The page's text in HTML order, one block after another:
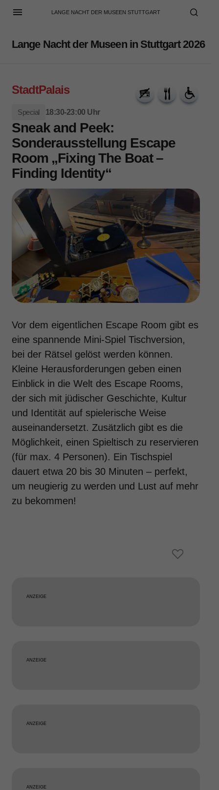
LANGE NACHT DER MUSEEN STUTTGART
Lange Nacht der Museen in Stuttgart 2026
StadtPalais
Special 18:30-23:00 Uhr
Sneak and Peek:
Sonderausstellung Escape
Room „Fixing The Boat –
Finding Identity“
Vor dem eigentlichen Escape Room gibt es
eine spannende Mini-Spiel Tischversion,
bei der Rätsel gelöst werden können.
Kleine Herausforderungen geben einen
Einblick in die Welt des Escape Rooms,
der sich mit jüdischer Geschichte, Kultur
und Identität auf spielerische Weise
auseinandersetzt. Zusätzlich gibt es die
Möglichkeit, einen Spieltisch zu reservieren
(für max. 4 Personen). Ein Tischspiel
dauert etwa 20 bis 30 Minuten – perfekt,
um neugierig zu werden und Lust auf mehr
zu bekommen!
ANZEIGE
ANZEIGE
ANZEIGE
ANZEIGE